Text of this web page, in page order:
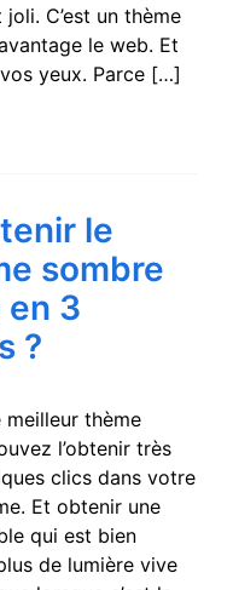
C’est un thème
le web. Et
yeux. Parce […]
le
sombre
en 3
?
thème
l’obtenir très
clics dans votre
Et obtenir une
qui est bien
de lumière vive